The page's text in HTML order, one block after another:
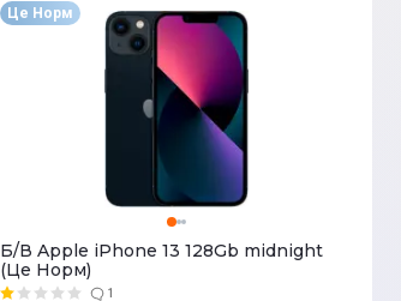
Б/В Apple iPhone 13 128Gb midnight
(Це Норм)
1
Це Норм